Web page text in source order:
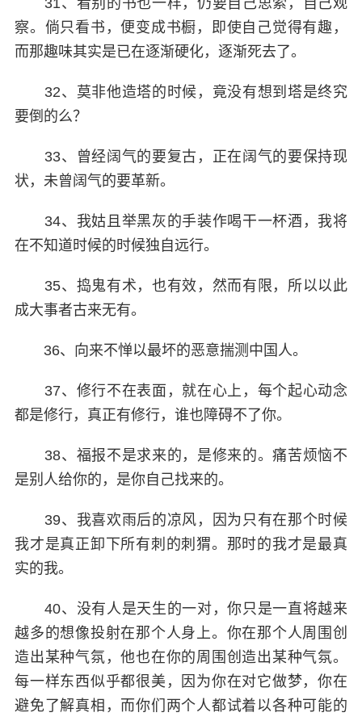
31、看别的书也一样，仍要自己思索，自己观
察。倘只看书，便变成书橱，即使自己觉得有趣，
而那趣味其实是已在逐渐硬化，逐渐死去了。
32、莫非他造塔的时候，竟没有想到塔是终究
要倒的么？
33、曾经阔气的要复古，正在阔气的要保持现
状，未曾阔气的要革新。
34、我姑且举黑灰的手装作喝干一杯酒，我将
在不知道时候的时候独自远行。
35、捣鬼有术，也有效，然而有限，所以以此
成大事者古来无有。
36、向来不惮以最坏的恶意揣测中国人。
37、修行不在表面，就在心上，每个起心动念
都是修行，真正有修行，谁也障碍不了你。
38、福报不是求来的，是修来的。痛苦烦恼不
是别人给你的，是你自己找来的。
39、我喜欢雨后的凉风，因为只有在那个时候
我才是真正卸下所有刺的刺猬。那时的我才是最真
实的我。
40、没有人是天生的一对，你只是一直将越来
越多的想像投射在那个人身上。你在那个人周围创
造出某种气氛，他也在你的周围创造出某种气氛。
每一样东西似乎都很美，因为你在对它做梦，你在
避免了解真相，而你们两个人都试着以各种可能的